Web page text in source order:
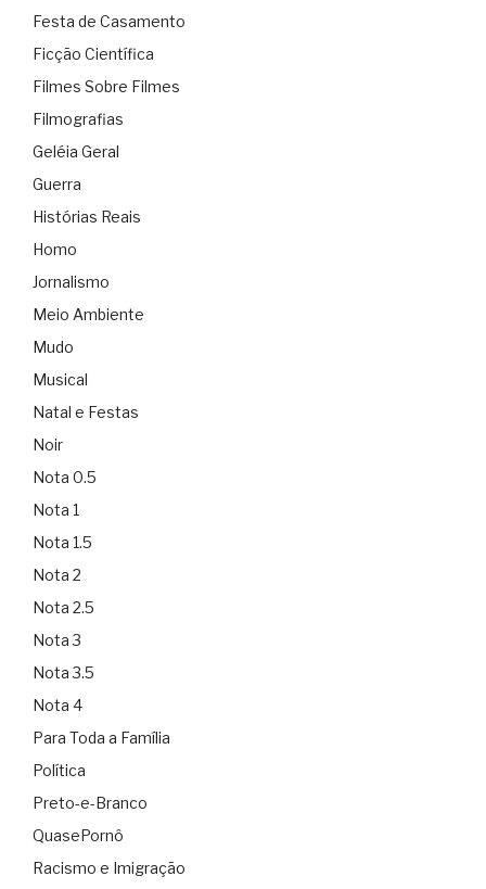
Festa de Casamento
Ficção Científica
Filmes Sobre Filmes
Filmografias
Geléia Geral
Guerra
Histórias Reais
Homo
Jornalismo
Meio Ambiente
Mudo
Musical
Natal e Festas
Noir
Nota 0.5
Nota 1
Nota 1.5
Nota 2
Nota 2.5
Nota 3
Nota 3.5
Nota 4
Para Toda a Família
Política
Preto-e-Branco
QuasePornô
Racismo e Imigração